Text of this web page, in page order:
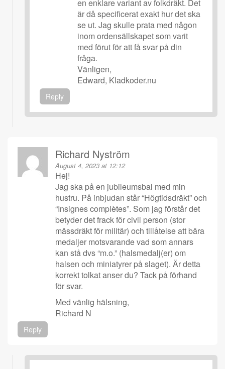
en enklare variant av folkdräkt. Det
är då specificerat exakt hur det ska
se ut. Jag skulle prata med någon
inom ordensällskapet som varit
med förut för att få svar på din
fråga.
Vänligen,
Edward, Kladkoder.nu
Reply
Richard Nyström
August 4, 2023 at 12:12
Hej!
Jag ska på en jubileumsbal med min
hustru. På inbjudan står “Högtidsdräkt” och
“Insignes complètes”. Som jag förstår det
betyder det frack för civil person (stor
mässdräkt för militär) och tillåtelse att bära
medaljer motsvarande vad som annars
kan stå dvs “m.o.” (halsmedalj(er) om
halsen och miniatyrer på slaget). Är detta
korrekt tolkat anser du? Tack på förhand
för svar.
Med vänlig hälsning,
Richard N
Reply